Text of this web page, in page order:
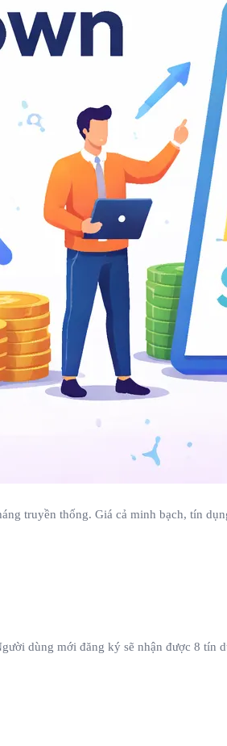
truyền thống. Giá cả minh bạch, tín
dùng mới đăng ký sẽ nhận được 8 tín